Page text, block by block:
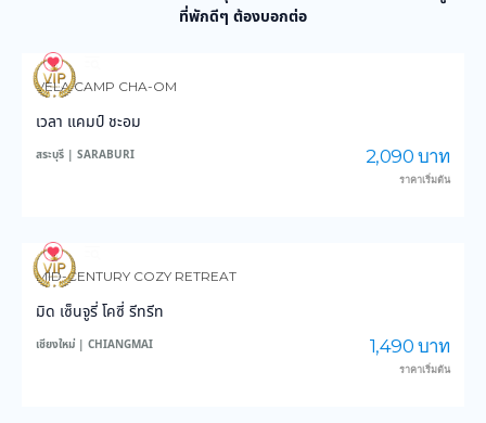
ที่พักดีๆ ต้องบอกต่อ
0
VELA CAMP CHA-OM
เวลา แคมป์ ชะอม
สระบุรี | SARABURI 2,090 บาท
ราคาเริ่มต้น
0
MID-CENTURY COZY RETREAT
มิด เซ็นจูรี่ โคซี่ รีทรีท
เชียงใหม่ | CHIANGMAI 1,490 บาท
ราคาเริ่มต้น